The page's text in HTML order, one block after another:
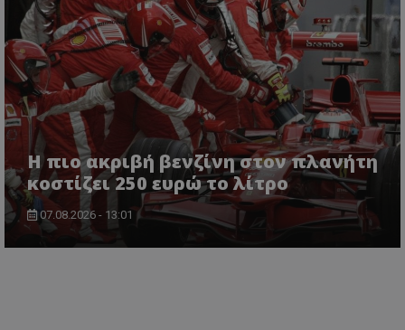
Η πιο ακριβή βενζίνη στον πλανήτη
κοστίζει 250 ευρώ το λίτρο
07.08.2026 - 13:01